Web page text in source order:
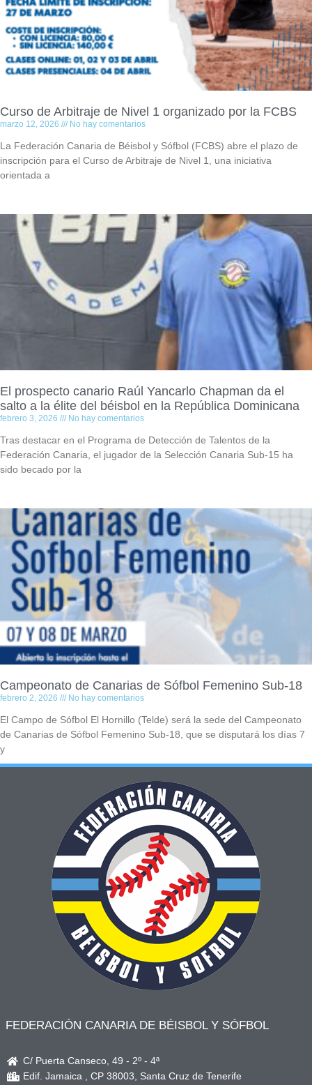
Curso de Arbitraje de Nivel 1 organizado por la FCBS
marzo 12, 2026 No hay comentarios
La Federación Canaria de Béisbol y Sófbol (FCBS) abre el plazo de
inscripción para el Curso de Arbitraje de Nivel 1, una iniciativa
orientada a
El prospecto canario Raúl Yancarlo Chapman da el
salto a la élite del béisbol en la República Dominicana
febrero 3, 2026 No hay comentarios
Tras destacar en el Programa de Detección de Talentos de la
Federación Canaria, el jugador de la Selección Canaria Sub-15 ha
sido becado por la
Campeonato de Canarias de Sófbol Femenino Sub-18
febrero 2, 2026 No hay comentarios
El Campo de Sófbol El Hornillo (Telde) será la sede del Campeonato
de Canarias de Sófbol Femenino Sub-18, que se disputará los días 7
y
FEDERACIÓN CANARIA DE BÉISBOL Y SÓFBOL
C/ Puerta Canseco, 49 - 2º - 4ª
Edif. Jamaica , CP 38003, Santa Cruz de Tenerife